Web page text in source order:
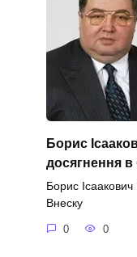
Борис
досягнення в
Борис
Внеску
0 0